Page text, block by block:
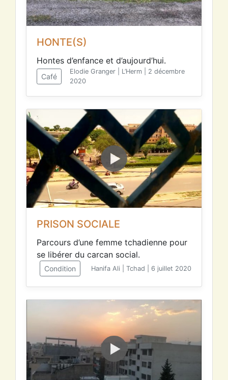
HONTE(S)
Hontes d’enfance et d’aujourd’hui.
Café
Elodie Granger | L’Herm | 2 décembre
2020
PRISON SOCIALE
Parcours d’une femme tchadienne pour
se libérer du carcan social.
Condition Hanifa Ali | Tchad | 6 juillet 2020